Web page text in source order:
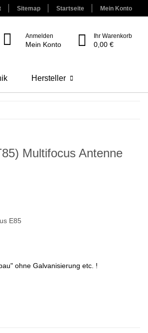
Sitemap Startseite Mein Konto
Anmelden
Mein Konto
Ihr Warenkorb
0,00 €
Hersteller
Multifocus Antenne
E85
ohne Galvanisierung etc. !